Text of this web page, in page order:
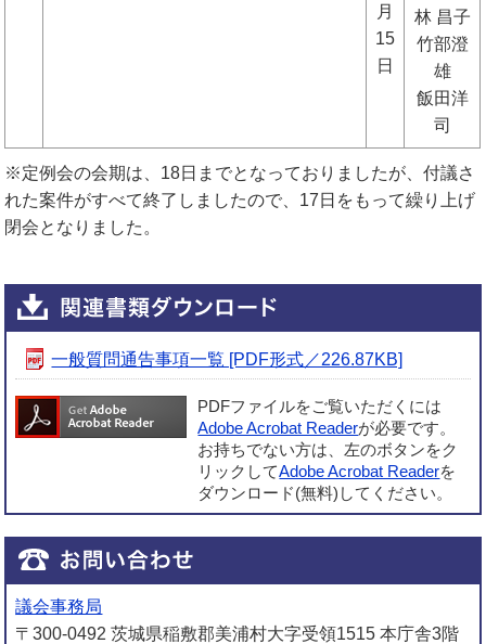
月
15
日
林 昌子
竹部澄
雄
飯田洋
司
※定例会の会期は、18日までとなっておりましたが、付議さ
れた案件がすべて終了しましたので、17日をもって繰り上げ
閉会となりました。
一般質問通告事項一覧 [PDF形式／226.87KB]
PDFファイルをご覧いただくには
Adobe Acrobat Readerが必要です。
お持ちでない方は、左のボタンをク
リックしてAdobe Acrobat Readerを
ダウンロード(無料)してください。
議会事務局
〒300-0492 茨城県稲敷郡美浦村大字受領1515 本庁舎3階